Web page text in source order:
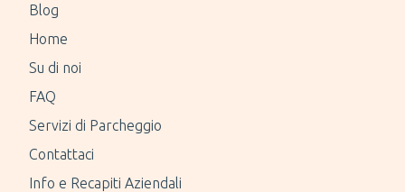
Blog
Home
Su di noi
FAQ
Servizi di Parcheggio
Contattaci
Info e Recapiti Aziendali